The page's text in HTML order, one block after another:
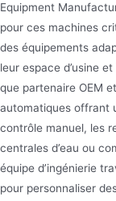
Equipment
pour ces machines
des équipements
leur espace d’usine
que partenaire OEM
automatiques offrant
contrôle manuel, les
centrales d’eau ou
équipe d’ingénierie
pour personnaliser